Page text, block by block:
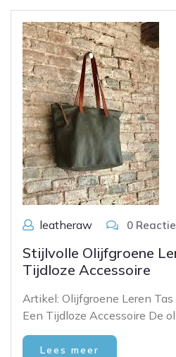
leatheraw 0
Stijlvolle Olijfgroene
Tijdloze Accessoire
Artikel: Olijfgroene Leren
Een Tijdloze Accessoire De
Lees meer